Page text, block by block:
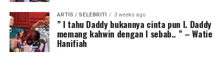
ARTIS / SELEBRITI 3 weeks ago
” I tahu Daddy bukannya cinta pun I. Daddy
memang kahwin dengan I sebab.. ” – Watie
Hanifiah